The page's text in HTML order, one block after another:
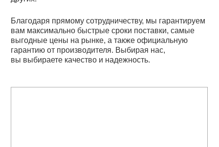
Благодаря прямому сотрудничеству, мы гарантируем
вам максимально быстрые сроки поставки, самые
выгодные цены на рынке, а также официальную
гарантию от производителя. Выбирая нас,
вы выбираете качество и надежность.